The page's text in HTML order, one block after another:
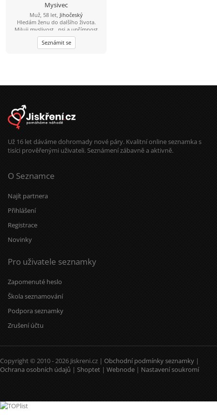
Mysivec
Muž, 58 let, Jihočeský
Hledám ženu do dalšího života.
Miluji myslivost , psi a upřímnost
Seznámit se
Už 16 let dáváme dohromady nové páry. Kvalitní online seznamka s
tisíci prověřenými uživateli. Seznámení zábavně a aktivně.
O Seznamce
Najít partnera
Přihlášení
Registrace
Novinky
Pro uživatele seznamky
Zapomenuté heslo
Škola seznamování
Podpora seznamky
Zrušení účtu
Copyright © 2010 - 2026 Jiskreni.cz | Obchodní podmínky seznamky |
Ochrana osobních údajů | Shoptet | Webnode | Nastavení soukromí